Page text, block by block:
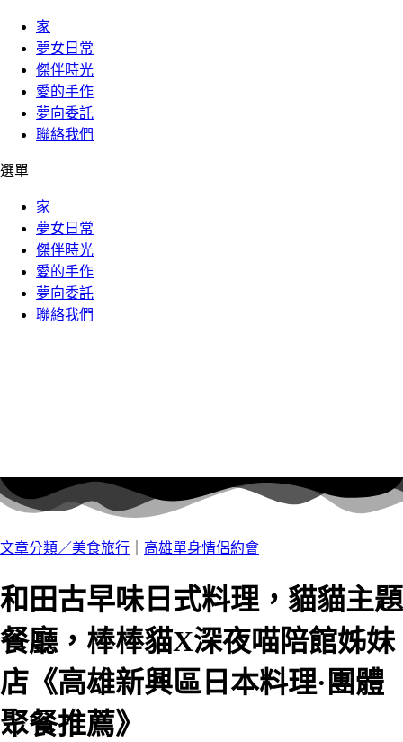
家
夢女日常
傑伴時光
愛的手作
夢向委託
聯絡我們
選單
家
夢女日常
傑伴時光
愛的手作
夢向委託
聯絡我們
文章分類／美食旅行 高雄單身情侶約會
和田古早味日式料理，貓貓主題
餐廳，棒棒貓X深夜喵陪館姊妹
店《高雄新興區日本料理·團體
聚餐推薦》